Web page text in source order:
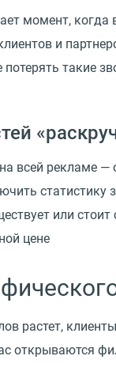
момент, когда
и
такие
«
всей рекламе —
статистику
или
цене
растет,
открываются